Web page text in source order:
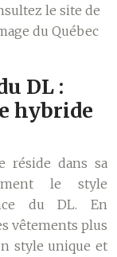
le site de
du Québec
DL :
hybride
réside dans sa
le style
du DL. En
vêtements plus
style unique et